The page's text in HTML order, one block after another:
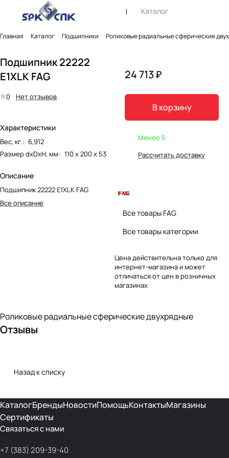
Каталог
Главная Каталог Подшипники Роликовые радиальные сферические
Подшипник 22222
E1XLK FAG
0 Нет отзывов
Характеристики
Вес, кг.: 6,912
Размер dxDxH, мм: 110 х 200 х 53
Описание
Подшипник 22222 E1XLK FAG
Все описание
24 713 ₽
В корзину
Менее 5
Рассчитать доставку
Все товары FAG
Все товары категории
Цена действительна только для
интернет-магазина и может
отличаться от цен в розничных
магазинах
Роликовые радиальные сферические двухрядные
Отзывы
Назад к списку
КаталогБрендыНовостиПомощьКонтактыМагазины
Сертификаты
Связаться с нами
+7 (383) 209-39-40